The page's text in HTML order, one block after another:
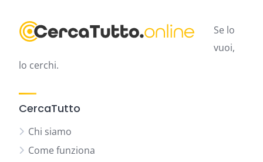
Se lo
vuoi,
lo cerchi.
CercaTutto
Chi siamo
Come funziona